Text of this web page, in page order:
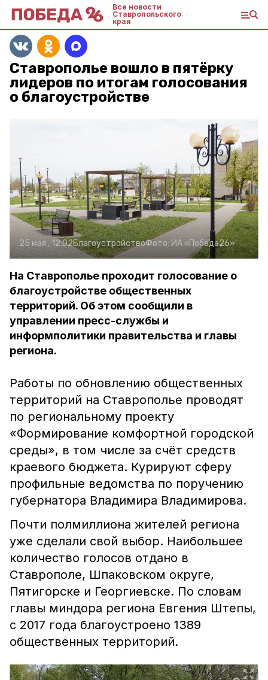
Все новости
Ставропольского
края
Ставрополье вошло в пятёрку
лидеров по итогам голосования
о благоустройстве
25 мая , 12:02БлагоустройствоФото: ИА «Победа26»
На Ставрополье проходит голосование о
благоустройстве общественных
территорий. Об этом сообщили в
управлении пресс-службы и
информполитики правительства и главы
региона.
Работы по обновлению общественных
территорий на Ставрополье проводят
по региональному проекту
«Формирование комфортной городской
среды», в том числе за счёт средств
краевого бюджета. Курируют сферу
профильные ведомства по поручению
губернатора Владимира Владимирова.
Почти полмиллиона жителей региона
уже сделали свой выбор. Наибольшее
количество голосов отдано в
Ставрополе, Шпаковском округе,
Пятигорске и Георгиевске. По словам
главы миндора региона Евгения Штепы,
с 2017 года благоустроено 1389
общественных территорий.